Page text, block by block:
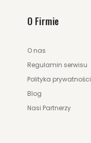
O Firmie
O nas
Regulamin serwisu
Polityka prywatności
Blog
Nasi Partnerzy